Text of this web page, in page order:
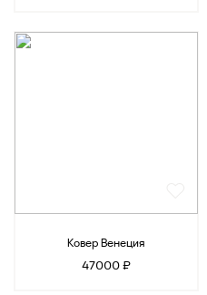
Ковер Венеция
47000 ₽